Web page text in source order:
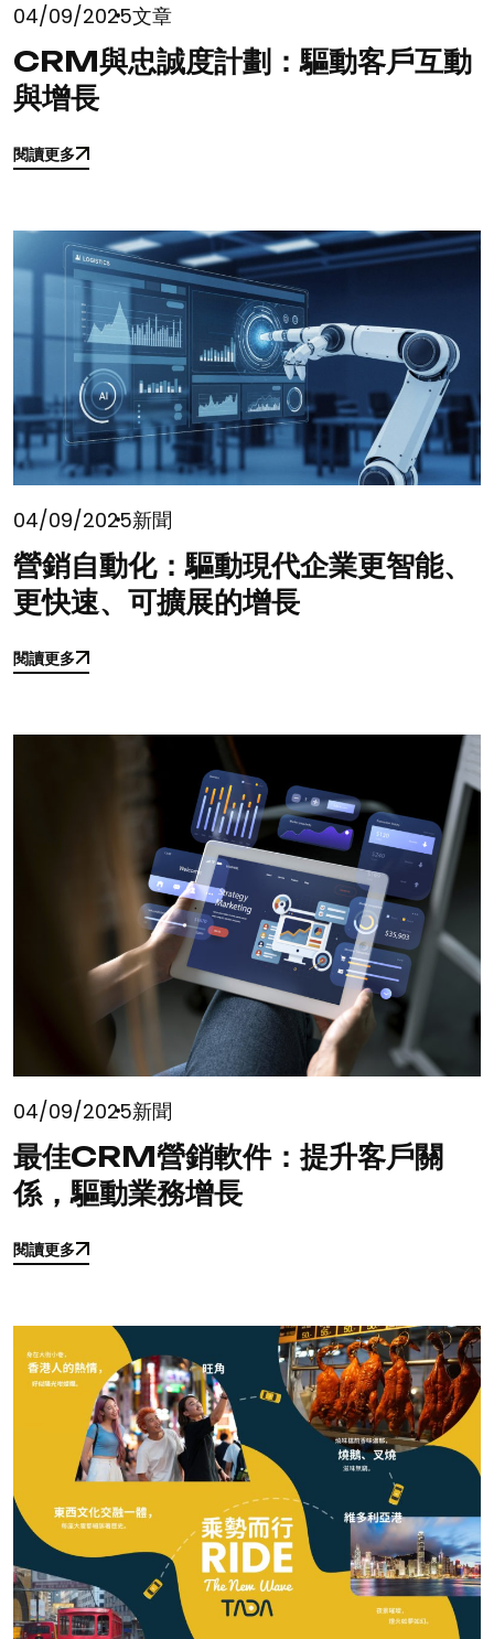
04/09/2025文章
CRM與忠誠度計劃：驅動客戶互動
與增長
閱讀更多
閱讀更多
04/09/2025新聞
營銷自動化：驅動現代企業更智能、
更快速、可擴展的增長
閱讀更多
閱讀更多
04/09/2025新聞
最佳CRM營銷軟件：提升客戶關
係，驅動業務增長
閱讀更多
閱讀更多